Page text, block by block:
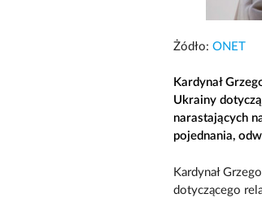
Żódło: ONET
Kardynał
Ukrainy
narastających
pojednania,
Kardynał
dotyczącego